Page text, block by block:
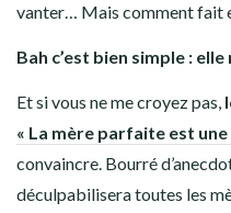
vanter… Mais comment fait
Bah c’est bien simple : elle
Et si vous ne me croyez pas,
« La mère parfaite est
convaincre. Bourré
déculpabilisera toutes les